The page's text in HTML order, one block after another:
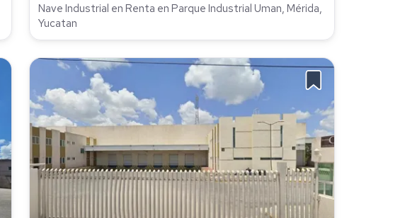
Nave Industrial en Renta en Parque Industrial Uman, Mérida,
Yucatan